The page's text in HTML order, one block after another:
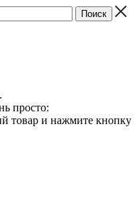
просто:
товар и нажмите кнопку